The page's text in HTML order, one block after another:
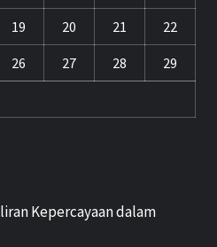
19 20 21 22
26 27 28 29
Kepercayaan dalam